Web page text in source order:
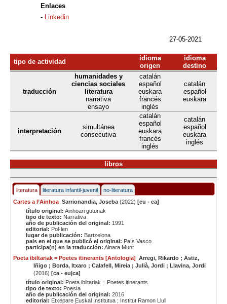
Enlaces
- Linkedin
27-05-2021
tipo de actividad
idioma
origen
idioma
destino
traducción
humanidades y
ciencias sociales
literatura
narrativa
ensayo
catalán
español
euskara
francés
inglés
catalán
español
euskara
interpretación
simultánea
consecutiva
catalán
español
euskara
francés
inglés
catalán
español
euskara
inglés
libros
literatura literatura infantil-juvenil
no-literatura
Cartes a l’Ainhoa Sarrionandia, Joseba(2022) [eu - ca]
título original: Ainhoari gutunak
tipo de texto: Narrativa
año de publicación del original: 1991
editorial: Pol·len
lugar de publicación: Bartzelona
pais en el que se publicó el original: País Vasco
participa(n) en la traducción: Ainara Munt
Poeta ibiltariak = Poetes itinerants [Antologia]
Arregi, Rikardo ; Astiz,
Iñigo ; Borda, Itxaro ; Calafell, Mireia ; Julià, Jordi ; Llavina, Jordi
(2016) [ca - eu|ca]
título original: Poeta ibiltariak = Poetes itinerants
tipo de texto: Poesía
año de publicación del original: 2016
editorial: Etxepare Euskal Institutua ; Institut Ramon Llull